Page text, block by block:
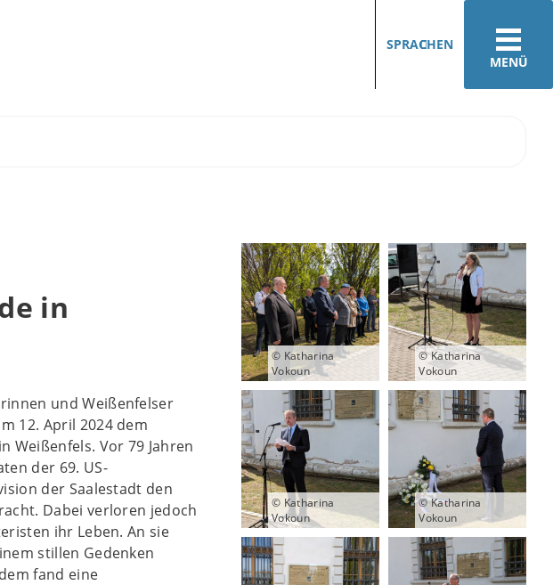
MENÜ
SPRACHEN
in
und Weißenfelser
12. April 2024 dem
Weißenfels. Vor 79 Jahren
der 69. US-
der Saalestadt den
Dabei verloren jedoch
ihr Leben. An sie
stillen Gedenken
fand eine
© Katharina
Vokoun
© Katharina
Vokoun
© Katharina
Vokoun
© Katharina
Vokoun